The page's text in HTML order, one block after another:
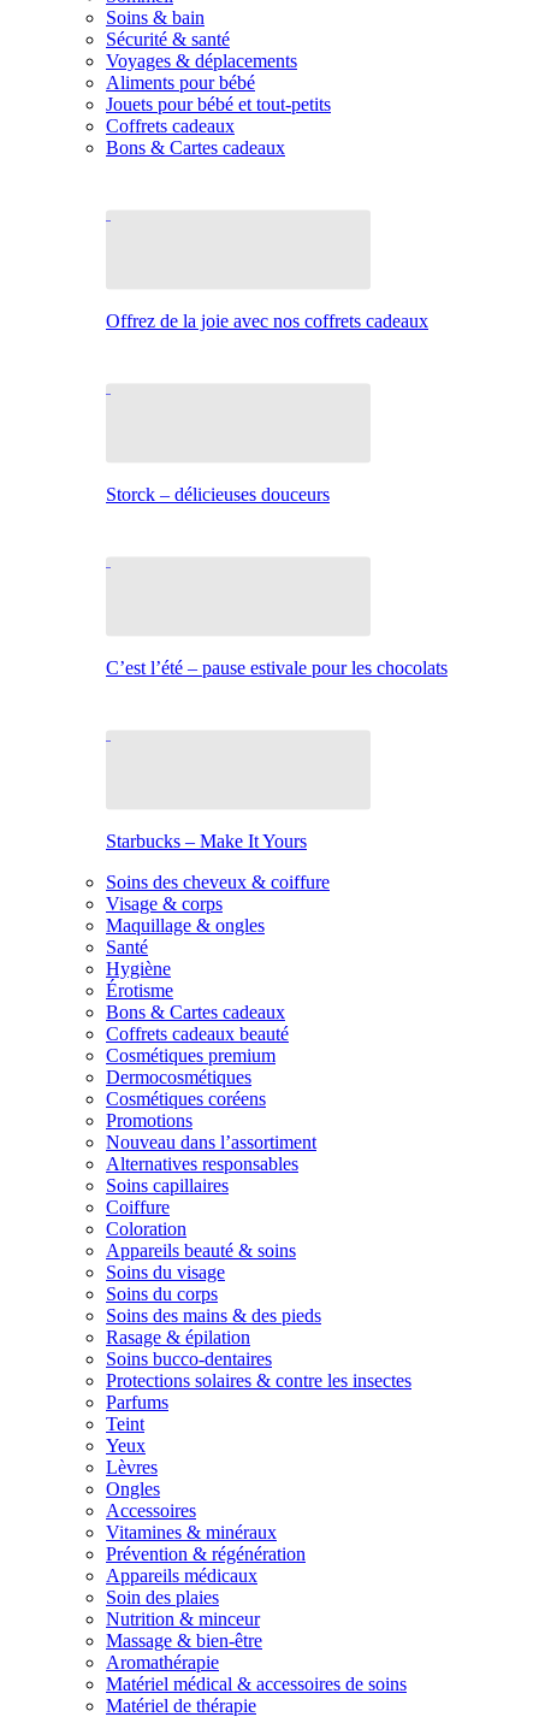
Soins & bain
Sécurité & santé
Voyages & déplacements
Aliments pour bébé
Jouets pour bébé et tout-petits
Coffrets cadeaux
Bons & Cartes cadeaux
Offrez de la joie avec nos coffrets cadeaux
Storck – délicieuses douceurs
C’est l’été – pause estivale pour les chocolats
Starbucks – Make It Yours
Soins des cheveux & coiffure
Visage & corps
Maquillage & ongles
Santé
Hygiène
Érotisme
Bons & Cartes cadeaux
Coffrets cadeaux beauté
Cosmétiques premium
Dermocosmétiques
Cosmétiques coréens
Promotions
Nouveau dans l’assortiment
Alternatives responsables
Soins capillaires
Coiffure
Coloration
Appareils beauté & soins
Soins du visage
Soins du corps
Soins des mains & des pieds
Rasage & épilation
Soins bucco-dentaires
Protections solaires & contre les insectes
Parfums
Teint
Yeux
Lèvres
Ongles
Accessoires
Vitamines & minéraux
Prévention & régénération
Appareils médicaux
Soin des plaies
Nutrition & minceur
Massage & bien-être
Aromathérapie
Matériel médical & accessoires de soins
Matériel de thérapie